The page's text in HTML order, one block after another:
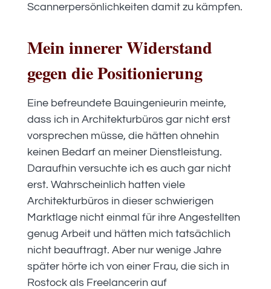
Scannerpersönlichkeiten damit zu kämpfen.
Mein innerer Widerstand
gegen die Positionierung
Eine befreundete Bauingenieurin meinte,
dass ich in Architekturbüros gar nicht erst
vorsprechen müsse, die hätten ohnehin
keinen Bedarf an meiner Dienstleistung.
Daraufhin versuchte ich es auch gar nicht
erst. Wahrscheinlich hatten viele
Architekturbüros in dieser schwierigen
Marktlage nicht einmal für ihre Angestellten
genug Arbeit und hätten mich tatsächlich
nicht beauftragt. Aber nur wenige Jahre
später hörte ich von einer Frau, die sich in
Rostock als Freelancerin auf